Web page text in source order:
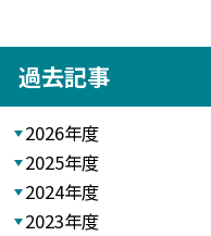
過去記事
2026年度
2025年度
2024年度
2023年度